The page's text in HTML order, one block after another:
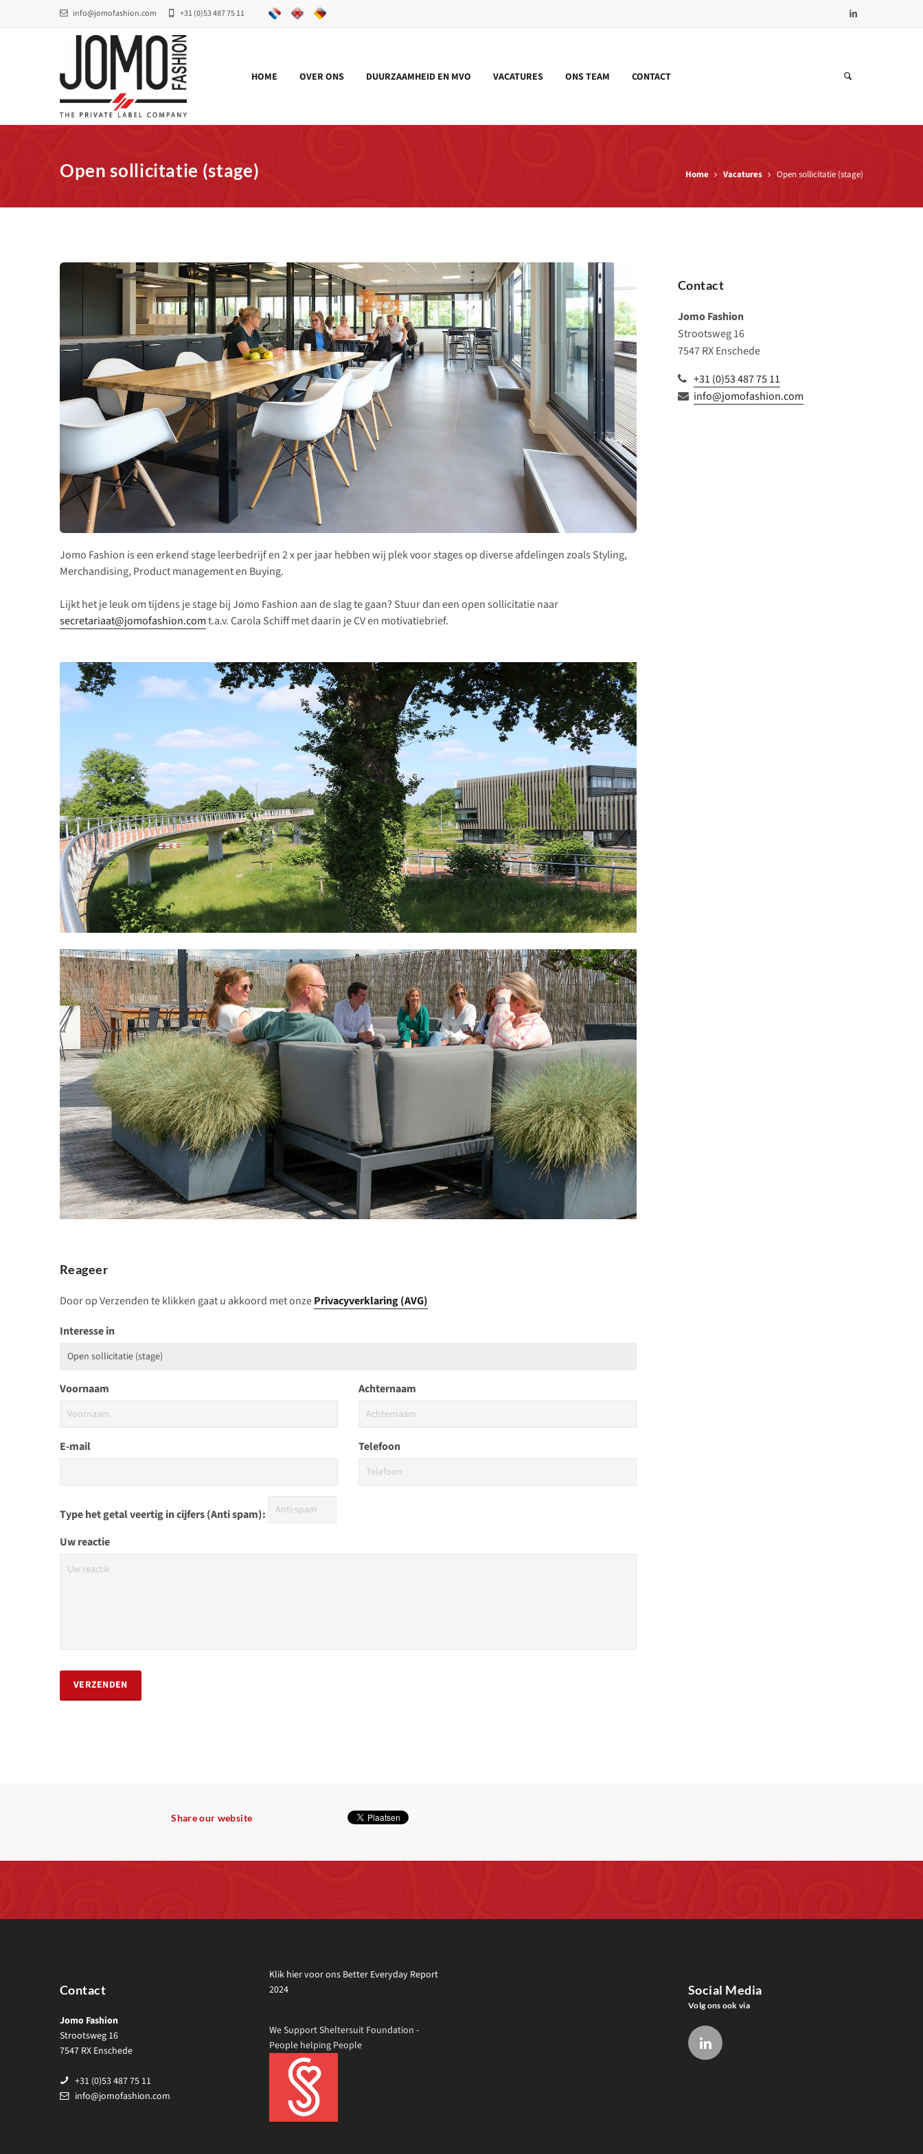
info@jomofashion.com +31 (0)53 487 75 11
HOME OVER ONS DUURZAAMHEID EN MVO VACATURES ONS TEAM CONTACT
Open sollicitatie (stage) Home Vacatures Open sollicitatie (stage)
Jomo Fashion is een erkend stage leerbedrijf en 2 x per jaar hebben wij plek voor stages op diverse afdelingen zoals Styling,
Merchandising, Product management en Buying.
Lijkt het je leuk om tijdens je stage bij Jomo Fashion aan de slag te gaan? Stuur dan een open sollicitatie naar
secretariaat@jomofashion.comt.a.v. Carola Schiff met daarin je CV en motivatiebrief.
Reageer
Door op Verzenden te klikken gaat u akkoord met onzePrivacyverklaring (AVG)
Interesse in
Voornaam Achternaam
E-mail Telefoon
Type het getal veertig in cijfers (Anti spam):
Uw reactie
VERZENDEN
Contact
Jomo Fashion
Strootsweg 16
7547 RX Enschede
+31 (0)53 487 75 11
info@jomofashion.com
Share our website
Contact
Jomo Fashion
Strootsweg 16
7547 RX Enschede
+31 (0)53 487 75 11
info@jomofashion.com
Klik hier voor ons Better Everyday Report
2024
We Support Sheltersuit Foundation -
People helping People
Social Media
Volg ons ook via